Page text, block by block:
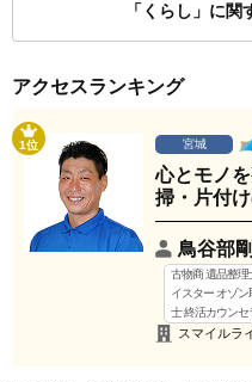
「くらし」に
アクセスランキング
1位 宮城
心とモノ
掃・片付
鳥谷部
古物商 遺品整
イスター オゾ
士 終活カウンセ
スマイルラ